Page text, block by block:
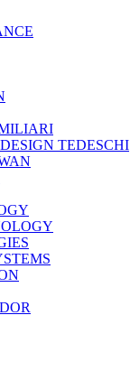
TEDESCHI